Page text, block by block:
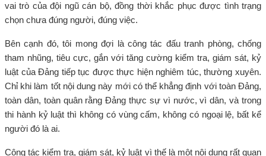
vai trò của đội ngũ cán bộ, đồng thời khắc phục được tình trạng
chọn chưa đúng người, đúng việc.
Bên cạnh đó, tôi mong đợi là công tác đấu tranh phòng, chống
tham nhũng, tiêu cực, gắn với tăng cường kiểm tra, giám sát, kỷ
luật của Đảng tiếp tục được thực hiện nghiêm túc, thường xuyên.
Chỉ khi làm tốt nội dung này mới có thể khẳng định với toàn Đảng,
toàn dân, toàn quân rằng Đảng thực sự vì nước, vì dân, và trong
thi hành kỷ luật thì không có vùng cấm, không có ngoại lệ, bất kể
người đó là ai.
Công tác kiểm tra, giám sát, kỷ luật vì thế là một nội dung rất quan